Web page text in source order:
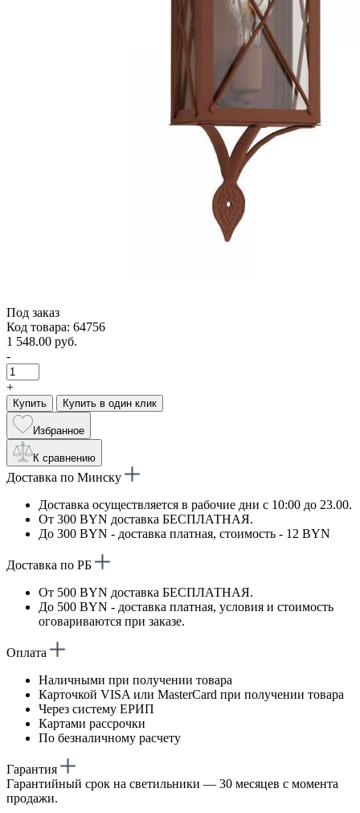
Под заказ
Код товара: 64756
1 548.00 руб.
-
+
Купить Купить в один клик
Избранное
К сравнению
Доставка по Минску
Доставка осуществляется в рабочие дни с 10:00 до 23.00.
От 300 BYN доставка БЕСПЛАТНАЯ.
До 300 BYN - доставка платная, стоимость - 12 BYN
Доставка по РБ
От 500 BYN доставка БЕСПЛАТНАЯ.
До 500 BYN - доставка платная, условия и стоимость
оговариваются при заказе.
Оплата
Наличными при получении товара
Карточкой VISA или MasterCard при получении товара
Через систему ЕРИП
Картами рассрочки
По безналичному расчету
Гарантия
Гарантийный срок на светильники — 30 месяцев с момента
продажи.